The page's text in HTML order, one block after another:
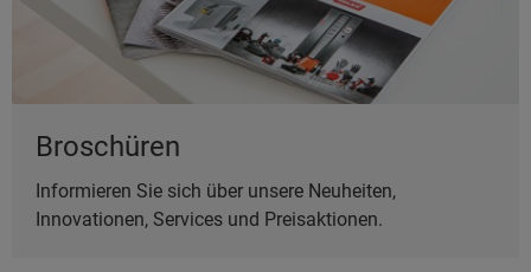
Broschüren
Informieren Sie sich über unsere Neuheiten,
Innovationen, Services und Preisaktionen.